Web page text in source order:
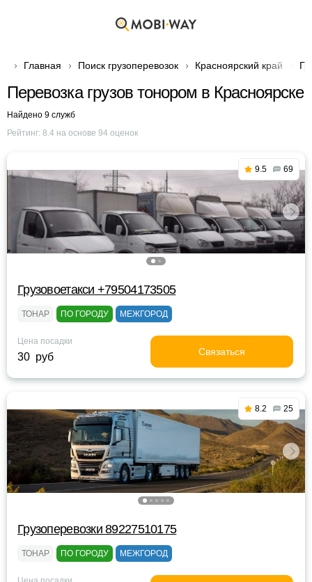
Главная Поиск грузоперевозок Красноярский край
Перевозка грузов тонором в Красноярске
Найдено 9 служб
Рейтинг: 8.4 на основе 94 оценок
9.5 69
Грузовоетакси +79504173505
ТОНАР ПО ГОРОДУ МЕЖГОРОД
Цена посадки
30 руб Связаться
8.2 25
Грузоперевозки 89227510175
ТОНАР ПО ГОРОДУ МЕЖГОРОД